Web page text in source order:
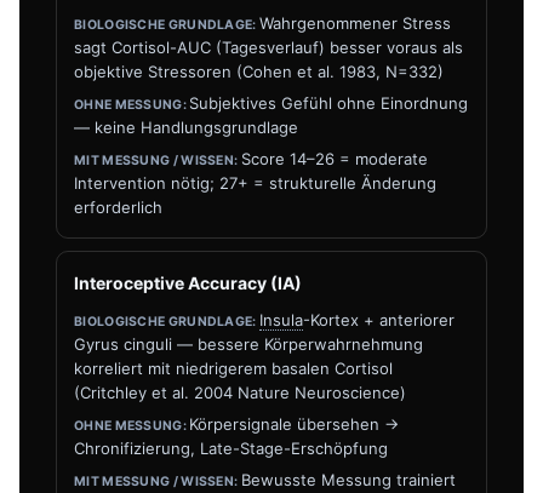
Wahrgenommener Stress
sagt Cortisol-AUC (Tagesverlauf) besser voraus als
objektive Stressoren (Cohen et al. 1983, N=332)
Subjektives Gefühl ohne Einordnung
— keine Handlungsgrundlage
Score 14–26 = moderate
Intervention nötig; 27+ = strukturelle Änderung
erforderlich
Interoceptive Accuracy (IA)
Insula-Kortex + anteriorer
Gyrus cinguli — bessere Körperwahrnehmung
korreliert mit niedrigerem basalen Cortisol
(Critchley et al. 2004 Nature Neuroscience)
Körpersignale übersehen →
Chronifizierung, Late-Stage-Erschöpfung
Bewusste Messung trainiert